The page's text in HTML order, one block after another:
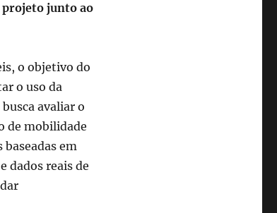
projeto junto ao
o objetivo do
o uso da
avaliar o
de mobilidade
em
dados reais de